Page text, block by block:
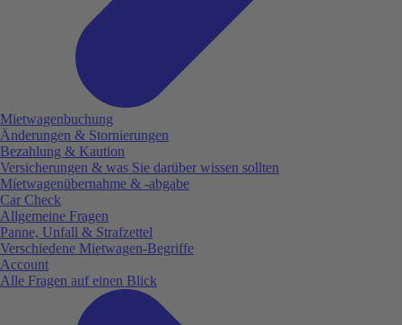
Mietwagenbuchung
Änderungen & Stornierungen
Bezahlung & Kaution
Versicherungen & was Sie darüber wissen sollten
Mietwagenübernahme & -abgabe
Car Check
Allgemeine Fragen
Panne, Unfall & Strafzettel
Verschiedene Mietwagen-Begriffe
Account
Alle Fragen auf einen Blick